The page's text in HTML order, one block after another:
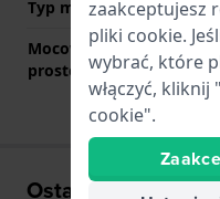
Typ mocowania
Mocowanie za pomocą
prostego bolca
Ostatnio oglądane
zaakceptujesz
pliki cookie.
wybrać, które
włączyć,
cookie".